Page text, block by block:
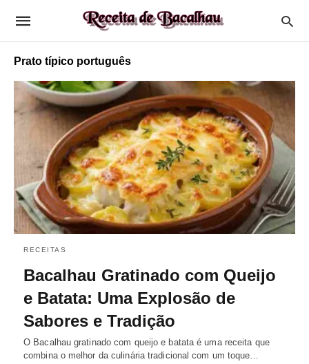
Prato típico português
RECEITAS
Bacalhau Gratinado com Queijo
e Batata: Uma Explosão de
Sabores e Tradição
O Bacalhau gratinado com queijo e batata é uma receita que
combina o melhor da culinária tradicional com um toque…